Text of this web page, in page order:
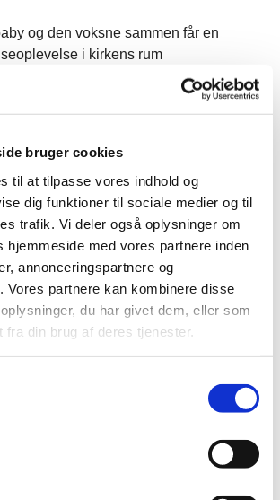
bruger cookies
til at tilpasse vores indhold og
dig funktioner til sociale medier og til
trafik. Vi deler også oplysninger om
hjemmeside med vores partnere inden
annonceringspartnere og
Vores partnere kan kombinere disse
du har givet dem, eller som
fra din brug af deres tjenester.
og den voksne sammen får en
i kirkens rum
og den voksne møder nogle af
salmer og oplever glæden ved at
til dem og synge dem
fra hverdagen med ro og nærvær.
med lidt at drikke og en hyggelig
er for både Blåhøj og Filskov skiftes
fra det ene sogn, tager vi en snak på
være i den samme kirke hver gang.
er altid tirsdage kl. 9.30 - 10.15.